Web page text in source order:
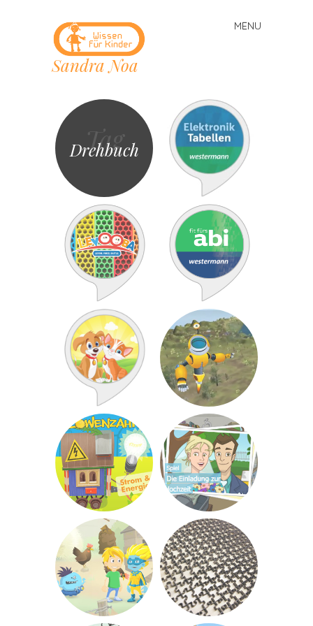
Sandra Noa
MENU
Skip
to
content
Tag
Drehbuch